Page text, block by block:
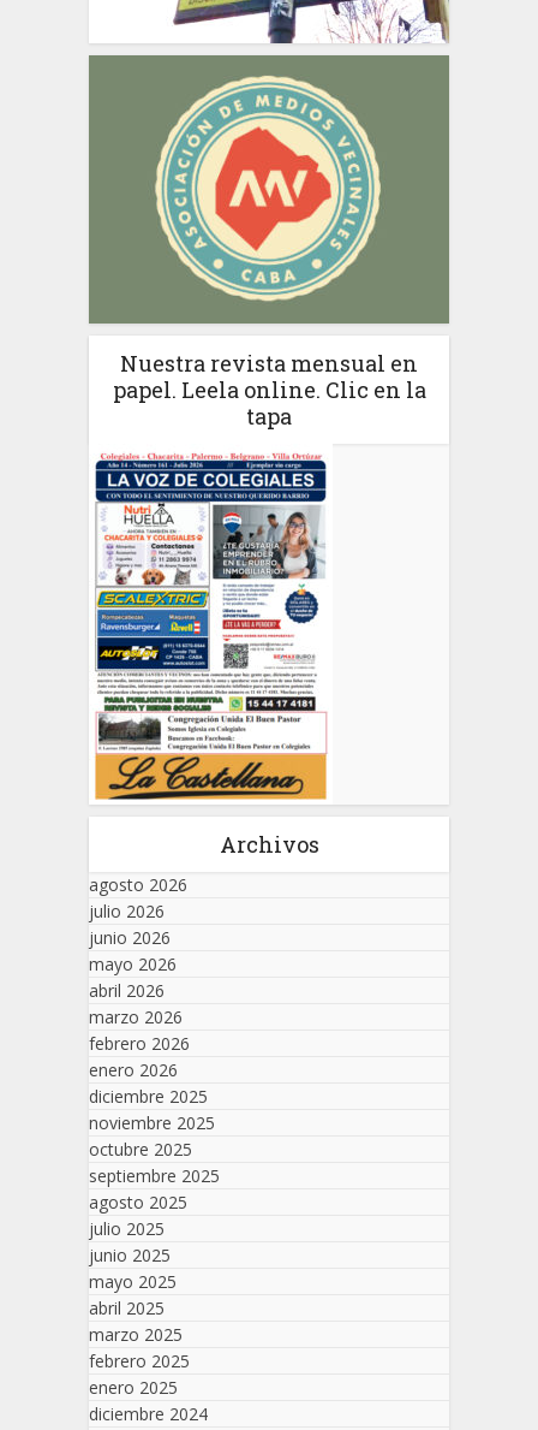
Nuestra revista mensual en
papel. Leela online. Clic en la
tapa
Archivos
agosto 2026
julio 2026
junio 2026
mayo 2026
abril 2026
marzo 2026
febrero 2026
enero 2026
diciembre 2025
noviembre 2025
octubre 2025
septiembre 2025
agosto 2025
julio 2025
junio 2025
mayo 2025
abril 2025
marzo 2025
febrero 2025
enero 2025
diciembre 2024